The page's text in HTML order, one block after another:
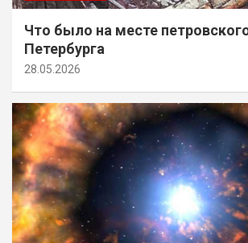
Что было на месте
Петербурга
28.05.2026